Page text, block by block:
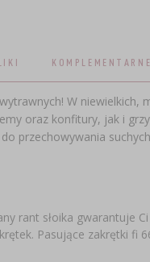
KOMPLEMENTARNE
W niewielkich,
oraz konfitury, jak i
przechowywania
rant słoika gwarantuje
Pasujące zakrętki fi